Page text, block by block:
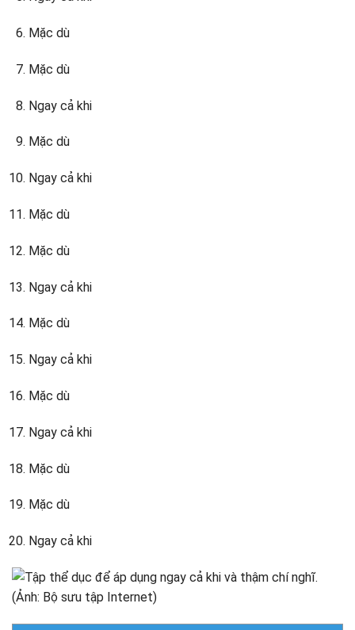
Mặc dù
Mặc dù
Ngay cả khi
Mặc dù
Ngay cả khi
Mặc dù
Mặc dù
Ngay cả khi
Mặc dù
Ngay cả khi
Mặc dù
Ngay cả khi
Mặc dù
Mặc dù
Ngay cả khi